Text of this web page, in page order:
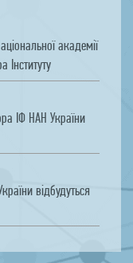
академії
Інституту
ІФ НАН України
відбудуться